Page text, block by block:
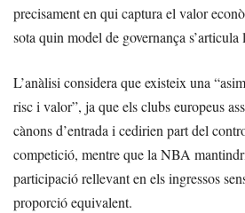
precisament en qui captura el valor
sota quin model de governança
L’anàlisi considera que existeix una
risc i valor”, ja que els clubs europeus
cànons d’entrada i cedirien part del
competició, mentre que la NBA
participació rellevant en els ingressos
proporció equivalent.